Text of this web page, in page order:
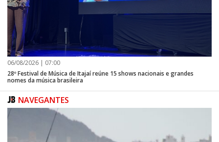
Programação – Feira Cultura em Movimento e Encontro de Carros
Antigos 2026 - 07 de junho
Orla da Praia Central (entre as ruas 165 e 137)
8h – Início das atividades com feira e alimentação
10h – Apresentação de Capoeira
12h – Sérgio Negrão e Banda
14h15 – Banda Blood Sense
15h20 – Banda Hermética
06/08/2026 | 07:00
28º Festival de Música de Itajaí reúne 15 shows nacionais e grandes
nomes da música brasileira
NAVEGANTES